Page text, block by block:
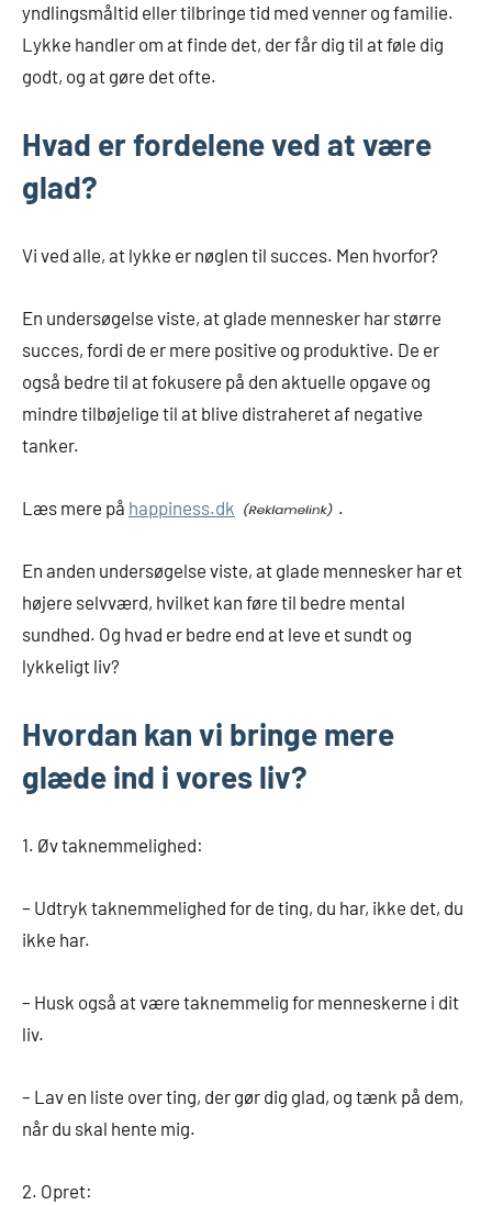
yndlingsmåltid eller tilbringe tid med venner og familie.
Lykke handler om at finde det, der får dig til at føle dig
godt, og at gøre det ofte.
Hvad er fordelene ved at være
glad?
Vi ved alle, at lykke er nøglen til succes. Men hvorfor?
En undersøgelse viste, at glade mennesker har større
succes, fordi de er mere positive og produktive. De er
også bedre til at fokusere på den aktuelle opgave og
mindre tilbøjelige til at blive distraheret af negative
tanker.
Læs mere på happiness.dk .
En anden undersøgelse viste, at glade mennesker har et
højere selvværd, hvilket kan føre til bedre mental
sundhed. Og hvad er bedre end at leve et sundt og
lykkeligt liv?
Hvordan kan vi bringe mere
glæde ind i vores liv?
1. Øv taknemmelighed:
– Udtryk taknemmelighed for de ting, du har, ikke det, du
ikke har.
– Husk også at være taknemmelig for menneskerne i dit
liv.
– Lav en liste over ting, der gør dig glad, og tænk på dem,
når du skal hente mig.
2. Opret: